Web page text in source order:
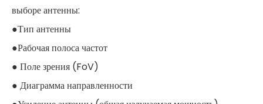
выборе антенны:
●Тип антенны
●Рабочая полоса частот
● Поле зрения (FoV)
● Диаграмма направленности